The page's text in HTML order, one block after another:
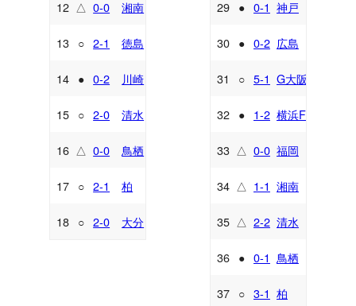
12 △ 0-0 湘南
13 ○ 2-1 徳島
14 ● 0-2 川崎
15 ○ 2-0 清水
16 △ 0-0 鳥栖
17 ○ 2-1 柏
18 ○ 2-0 大分
29 ● 0-1 神戸
30 ● 0-2 広島
31 ○ 5-1 G大阪
32 ● 1-2 横浜FM
33 △ 0-0 福岡
34 △ 1-1 湘南
35 △ 2-2 清水
36 ● 0-1 鳥栖
37 ○ 3-1 柏